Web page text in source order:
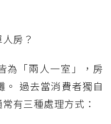
房？
為「兩人一室」，房
。 過去當消費者獨自
有三種處理方式：